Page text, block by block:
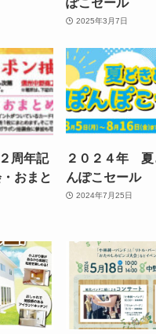
2025年3月7日
周年記
おまと
２０２４年 夏
んぽこセール
2024年7月25日